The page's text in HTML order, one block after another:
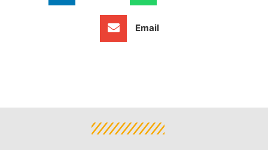
Email